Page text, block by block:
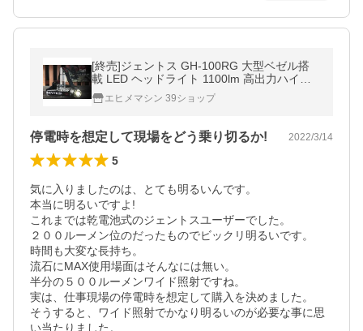
[終売]ジェントス GH-100RG 大型ベゼル搭
載 LED ヘッドライト 1100lm 高出力ハイブ
リットモデル
エヒメマシン 39ショップ
停電時を想定して現場をどう乗り切るか! 2022/3/14
5
気に入りましたのは、とても明るいんです。
本当に明るいですよ!
これまでは乾電池式のジェントスユーザーでした。
２００ルーメン位のだったものでビックリ明るいです。
時間も大変な長持ち。
流石にMAX使用場面はそんなには無い。
半分の５００ルーメンワイド照射ですね。
実は、仕事現場の停電時を想定して購入を決めました。
そうすると、ワイド照射でかなり明るいのが必要な事に思
い当たりました。